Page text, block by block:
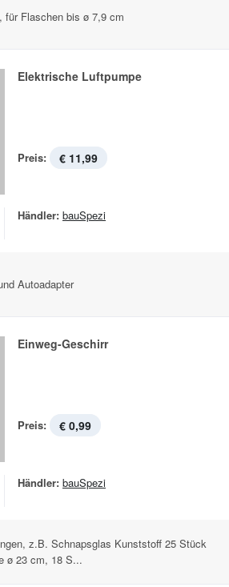
für Flaschen bis ø 7,9 cm
Elektrische Luftpumpe
Preis: € 11,99
Händler: bauSpezi
Autoadapter
Einweg-Geschirr
Preis: € 0,99
Händler: bauSpezi
z.B. Schnapsglas Kunststoff 25 Stück
ø 23 cm, 18 S...